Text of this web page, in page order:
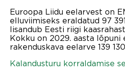
Euroopa Liidu eelarvest on
elluviimiseks eraldatud 97
lisandub Eesti riigi
Kokku on 2029. aasta lõpuni
rakenduskava eelarve 139
Kalandusturu korraldamise